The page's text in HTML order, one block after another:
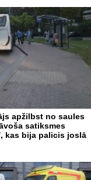
apžilbst no saules
satiksmes
kas bija palicis joslā